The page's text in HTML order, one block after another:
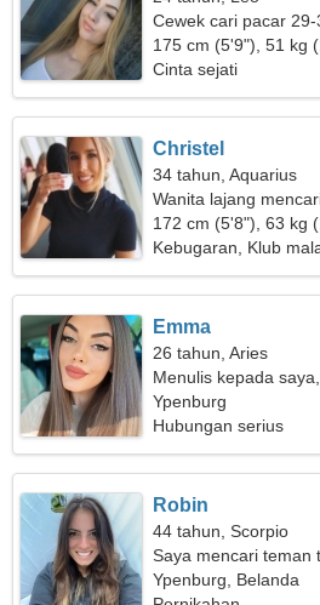
Cewek cari pacar 29-
175 cm (5'9"), 51 kg
Cinta sejati
Christel
34 tahun, Aquarius
Wanita lajang
172 cm (5'8"), 63 kg
Kebugaran, Klub
Emma
26 tahun, Aries
Menulis kepada
romantis
Ypenburg
Hubungan serius
Robin
44 tahun, Scorpio
Saya mencari teman
Ypenburg, Belanda